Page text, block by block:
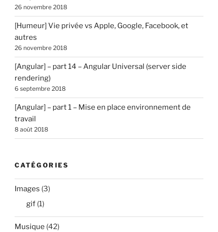
26 novembre 2018
[Humeur] Vie privée vs Apple, Google, Facebook, et
autres
26 novembre 2018
[Angular] – part 14 – Angular Universal (server side
rendering)
6 septembre 2018
[Angular] – part 1 – Mise en place environnement de
travail
8 août 2018
CATÉGORIES
Images (3)
gif (1)
Musique (42)